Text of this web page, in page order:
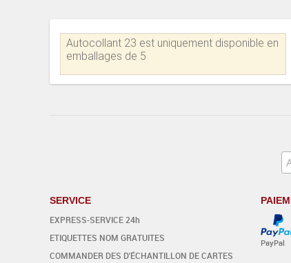
Autocollant 23 est uniquement disponible en
emballages de 5
SERVICE
EXPRESS-SERVICE 24h
ETIQUETTES NOM GRATUITES
COMMANDER DES D'ÉCHANTILLON DE CARTES
PayPal